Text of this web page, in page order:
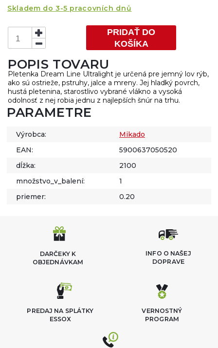
Skladem do 3-5 pracovních dnů
PRIDAŤ DO
KOŠÍKA
POPIS TOVARU
Pletenka Dream Line Ultralight je určená pre jemný lov rýb,
ako sú ostrieže, pstruhy, jalce a mreny. Jej hladký povrch,
hustá pletenina, starostlivo vybrané vlákno a vysoká
odolnosť z nej robia jednu z najlepších šnúr na trhu.
PARAMETRE
Výrobca:
Mikado
EAN:
5900637050520
dĺžka:
2100
množstvo_v_balení:
1
priemer:
0.20
DARČEKY K
OBJEDNÁVKAM
INFO O NAŠEJ
DOPRAVE
VERNOSTNÝ
PROGRAM
PREDAJ NA SPLÁTKY
ESSOX